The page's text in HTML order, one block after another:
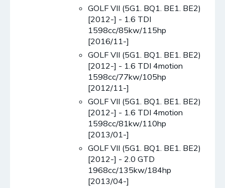
GOLF VII (5G1. BQ1. BE1. BE2)
[2012-] - 1.6 TDI
1598cc/85kw/115hp
[2016/11-]
GOLF VII (5G1. BQ1. BE1. BE2)
[2012-] - 1.6 TDI 4motion
1598cc/77kw/105hp
[2012/11-]
GOLF VII (5G1. BQ1. BE1. BE2)
[2012-] - 1.6 TDI 4motion
1598cc/81kw/110hp
[2013/01-]
GOLF VII (5G1. BQ1. BE1. BE2)
[2012-] - 2.0 GTD
1968cc/135kw/184hp
[2013/04-]